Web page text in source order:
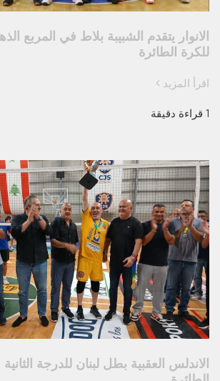
الانوار يتقدم الشبيبة بلاط في المربع
للكرة الطائرة
اقرأ المزيد
1 قراءة دقيقة
الاندلس العقبية بطل لبنان للدرجة